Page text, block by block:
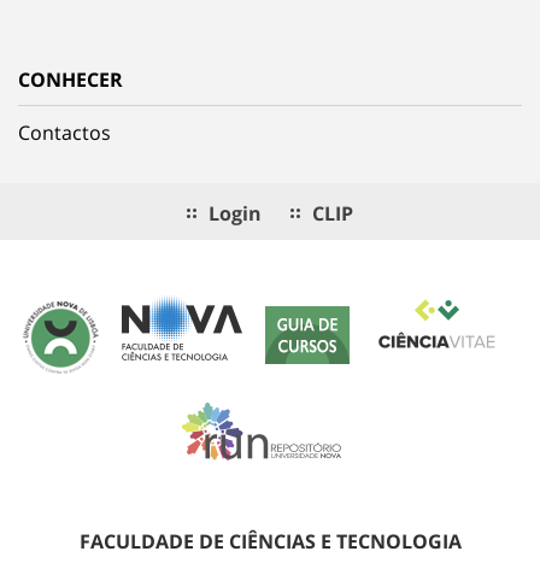
CONHECER
Contactos
Login CLIP
FACULDADE DE CIÊNCIAS E TECNOLOGIA